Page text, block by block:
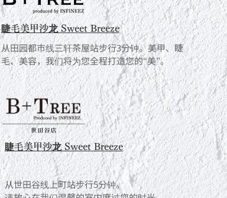
从田园都市线三轩茶屋站步行3分钟。美甲、睫
毛、美容，我们将为您全程打造您的“美”。
从世田谷线上町站步行5分钟。
睫毛美甲沙龙 Sweet Breeze
睫毛美甲沙龙 Sweet Breeze